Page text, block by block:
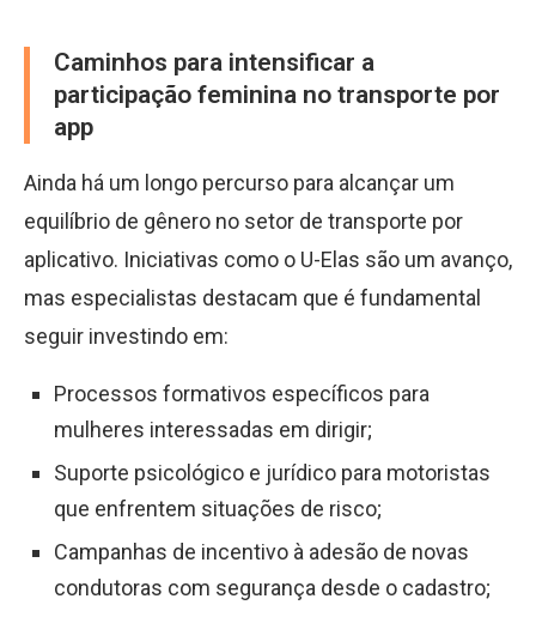
Caminhos para intensificar a
participação feminina no transporte por
app
Ainda há um longo percurso para alcançar um
equilíbrio de gênero no setor de transporte por
aplicativo. Iniciativas como o U-Elas são um avanço,
mas especialistas destacam que é fundamental
seguir investindo em:
Processos formativos específicos para
mulheres interessadas em dirigir;
Suporte psicológico e jurídico para motoristas
que enfrentem situações de risco;
Campanhas de incentivo à adesão de novas
condutoras com segurança desde o cadastro;